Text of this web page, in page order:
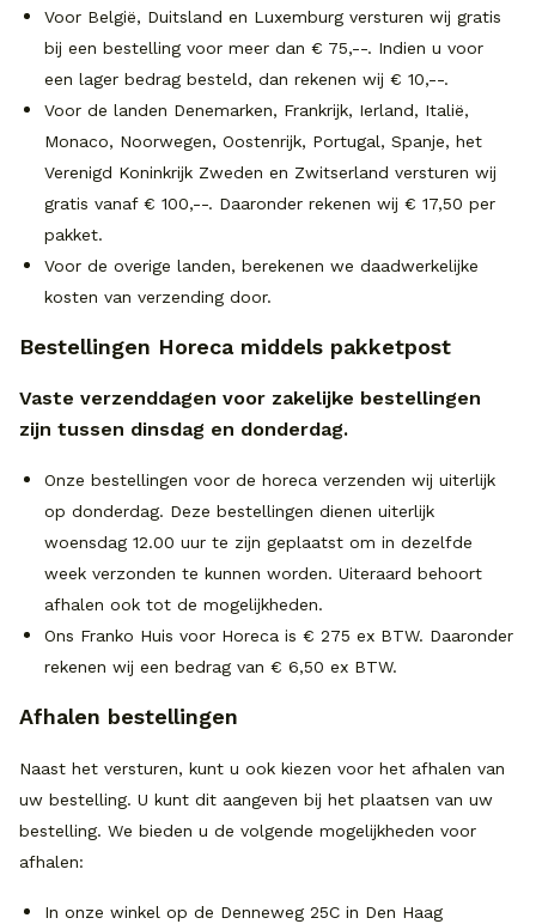
Voor België, Duitsland en Luxemburg versturen wij gratis
bij een bestelling voor meer dan € 75,--. Indien u voor
een lager bedrag besteld, dan rekenen wij € 10,--.
Voor de landen Denemarken, Frankrijk, Ierland, Italië,
Monaco, Noorwegen, Oostenrijk, Portugal, Spanje, het
Verenigd Koninkrijk Zweden en Zwitserland versturen wij
gratis vanaf € 100,--. Daaronder rekenen wij € 17,50 per
pakket.
Voor de overige landen, berekenen we daadwerkelijke
kosten van verzending door.
Bestellingen Horeca middels pakketpost
Vaste verzenddagen voor zakelijke bestellingen
zijn tussen dinsdag en donderdag.
Onze bestellingen voor de horeca verzenden wij uiterlijk
op donderdag. Deze bestellingen dienen uiterlijk
woensdag 12.00 uur te zijn geplaatst om in dezelfde
week verzonden te kunnen worden. Uiteraard behoort
afhalen ook tot de mogelijkheden.
Ons Franko Huis voor Horeca is € 275 ex BTW. Daaronder
rekenen wij een bedrag van € 6,50 ex BTW.
Afhalen bestellingen
Naast het versturen, kunt u ook kiezen voor het afhalen van
uw bestelling. U kunt dit aangeven bij het plaatsen van uw
bestelling. We bieden u de volgende mogelijkheden voor
afhalen:
In onze winkel op de Denneweg 25C in Den Haag